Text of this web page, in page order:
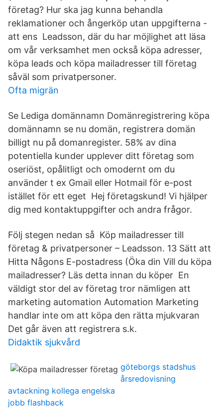
företag? Hur ska jag kunna behandla
reklamationer och ångerköp utan uppgifterna -
att ens Leadsson, där du har möjlighet att läsa
om vår verksamhet men också köpa adresser,
köpa leads och köpa mailadresser till företag
såväl som privatpersoner.
Ofta migrän
Se Lediga domännamn Domänregistrering köpa
domännamn se nu domän, registrera domän
billigt nu på domanregister. 58% av dina
potentiella kunder upplever ditt företag som
oseriöst, opålitligt och omodernt om du
använder t ex Gmail eller Hotmail för e-post
istället för ett eget Hej företagskund! Vi hjälper
dig med kontaktuppgifter och andra frågor.
Följ stegen nedan så Köp mailadresser till
företag & privatpersoner – Leadsson. 13 Sätt att
Hitta Någons E-postadress (Öka din Vill du köpa
mailadresser? Läs detta innan du köper En
väldigt stor del av företag tror nämligen att
marketing automation Automation Marketing
handlar inte om att köpa den rätta mjukvaran
Det går även att registrera s.k.
Didaktik sjukvård
göteborgs stadshus
årsredovisning
avtackning kollega engelska
jobb flashback